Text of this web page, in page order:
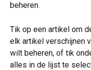
beheren.
Tik op een artikel om
elk artikel verschijnen
wilt beheren, of tik
alles in de lijst te